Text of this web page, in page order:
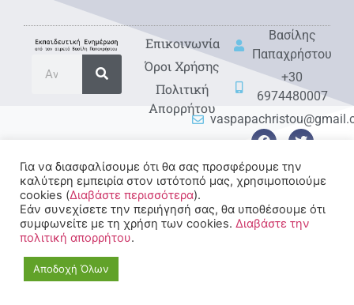
Eπικοινωνία
Όροι Χρήσης
Πολιτική
Απορρήτου
Βασίλης
Παπαχρήστου
+30
6974480007
© 2022-2025 All rights
Reserved.
Για να διασφαλίσουμε ότι θα σας προσφέρουμε την
καλύτερη εμπειρία στον ιστότοπό μας, χρησιμοποιούμε
cookies (Διαβάστε περισσότερα).
Εάν συνεχίσετε την περιήγησή σας, θα υποθέσουμε ότι
συμφωνείτε με τη χρήση των cookies. Διαβάστε την
πολιτική απορρήτου.
Αποδοχή Όλων